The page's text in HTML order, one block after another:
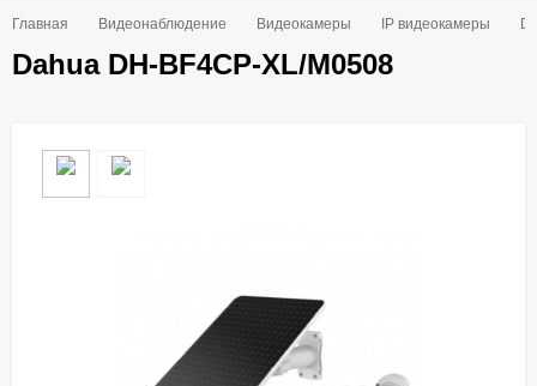
Главная Видеонаблюдение Видеокамеры IP видеокамеры
Dahua DH-BF4CP-XL/M0508